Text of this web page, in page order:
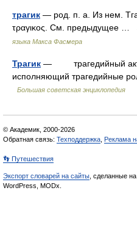
трагик — род. п. а. Из нем.
τραγικος. См. предыдущее …
языка Макса Фасмера
Трагик — трагедийный
исполняющий трагедийные
Большая советская энциклопедия
© Академик, 2000-2026
Обратная связь: Техподдержка Реклама
👣 Путешествия
Экспорт словарей на сайты , сделанные на
WordPress, MODx.